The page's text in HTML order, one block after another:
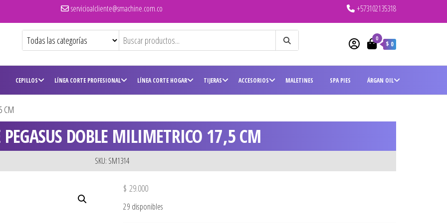
servicioalcliente@smachine.com.co +573102135318
0
$ 0
CEPILLOS LÍNEA CORTE PROFESIONAL LÍNEA CORTE HOGAR TIJERAS ACCESORIOS MALETINES SPA PIES ÁRGAN OIL
CM
PEGASUS DOBLE MILIMETRICO 17,5 CM
SKU: SM1314
$ 29.000
29 disponibles